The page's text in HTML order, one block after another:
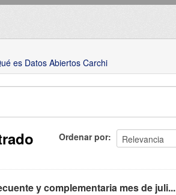
es Datos Abiertos Carchi
Ordenar por
y complementaria mes de juli...